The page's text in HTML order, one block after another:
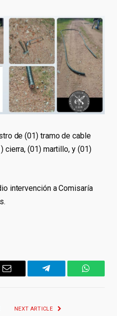
de (01) tramo de cable
cierra, (01) martillo, y (01)
intervención a Comisaría
Email Telegram
NEXT ARTICLE